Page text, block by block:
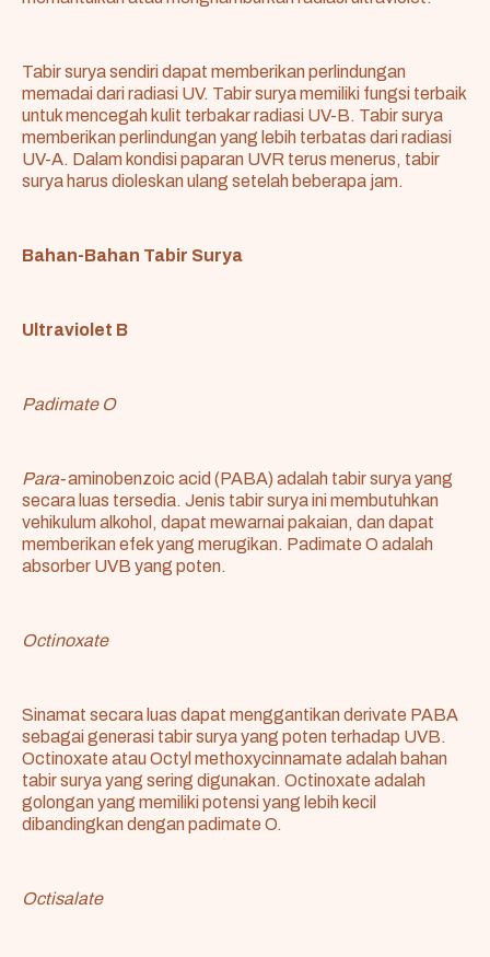
Tabir surya sendiri dapat memberikan perlindungan
memadai dari radiasi UV. Tabir surya memiliki fungsi terbaik
untuk mencegah kulit terbakar radiasi UV-B. Tabir surya
memberikan perlindungan yang lebih terbatas dari radiasi
UV-A. Dalam kondisi paparan UVR terus menerus, tabir
surya harus dioleskan ulang setelah beberapa jam.
Bahan-Bahan Tabir Surya
Ultraviolet B
Padimate O
Para-aminobenzoic acid (PABA) adalah tabir surya yang
secara luas tersedia. Jenis tabir surya ini membutuhkan
vehikulum alkohol, dapat mewarnai pakaian, dan dapat
memberikan efek yang merugikan. Padimate O adalah
absorber UVB yang poten.
Octinoxate
Sinamat secara luas dapat menggantikan derivate PABA
sebagai generasi tabir surya yang poten terhadap UVB.
Octinoxate atau Octyl methoxycinnamate adalah bahan
tabir surya yang sering digunakan. Octinoxate adalah
golongan yang memiliki potensi yang lebih kecil
dibandingkan dengan padimate O.
Octisalate